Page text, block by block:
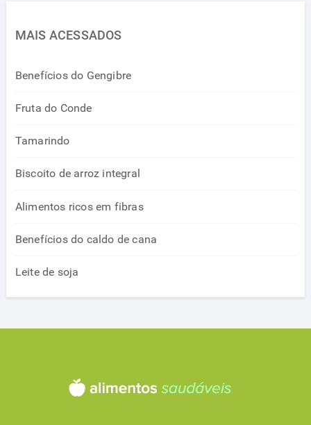
MAIS ACESSADOS
Benefícios do Gengibre
Fruta do Conde
Tamarindo
Biscoito de arroz integral
Alimentos ricos em fibras
Benefícios do caldo de cana
Leite de soja